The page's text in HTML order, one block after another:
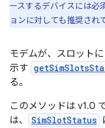
ースするデバイスには必
ョンに対しても推奨され
モデムが、スロット
示す
る。
このメソッドは v1.0
は、
SimSlotStatus